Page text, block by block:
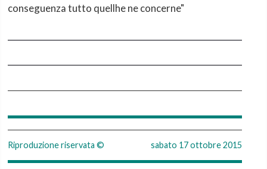
conseguenza tutto quellhe ne concerne"
Riproduzione riservata © sabato 17 ottobre 2015